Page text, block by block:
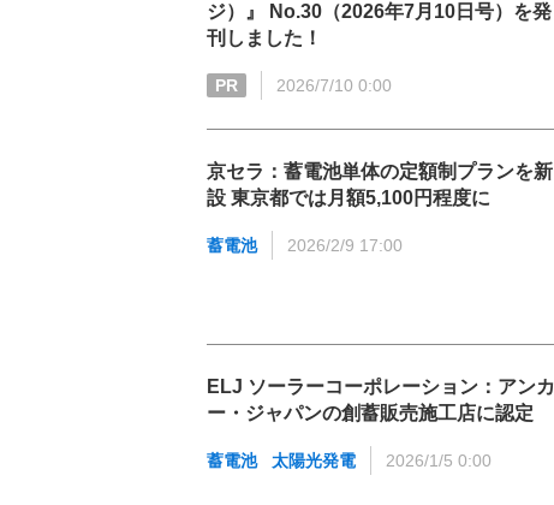
ジ）』 No.30（2026年7月10日号）を発
刊しました！
PR 2026/7/10 0:00
京セラ：蓄電池単体の定額制プランを新
設 東京都では月額5,100円程度に
蓄電池 2026/2/9 17:00
ELJ ソーラーコーポレーション：アンカ
ー・ジャパンの創蓄販売施工店に認定
蓄電池 太陽光発電 2026/1/5 0:00